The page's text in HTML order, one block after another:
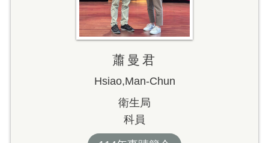
蕭曼君
Hsiao,Man-Chun
衛生局
科員